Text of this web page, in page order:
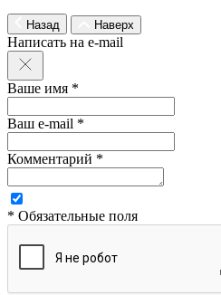
Назад Наверх
Написать на e-mail
Ваше имя *
Ваш e-mail *
Комментарий *
* Обязательные поля